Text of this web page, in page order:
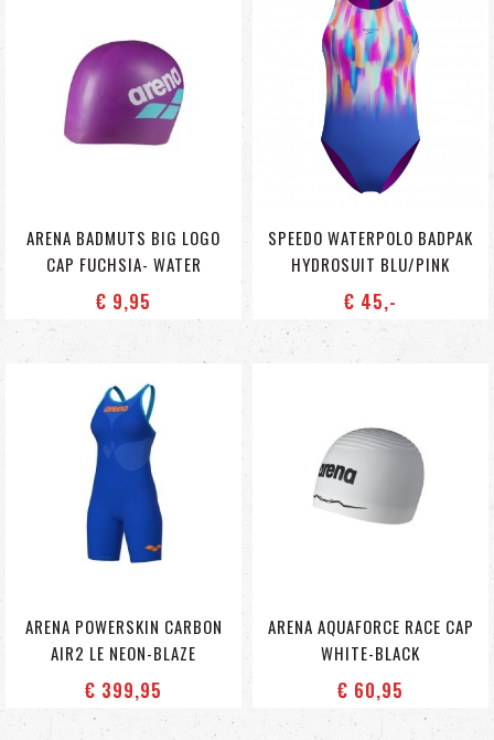
ARENA BADMUTS BIG LOGO
CAP FUCHSIA- WATER
€ 9,95
SPEEDO WATERPOLO BADPAK
HYDROSUIT BLU/PINK
€ 45,-
ARENA POWERSKIN CARBON
AIR2 LE NEON-BLAZE
€ 399,95
ARENA AQUAFORCE RACE CAP
WHITE-BLACK
€ 60,95